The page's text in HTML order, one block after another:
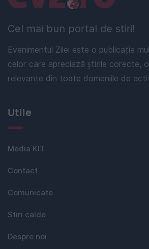
Cel mai bun portal de stiri!
Evenimentul Zilei este o publicație
celor care apreciază știrile corecte,
relevante din toate domeniile de
Utile
Media KIT
Contact
Comunicate
Stiri calde
Despre noi